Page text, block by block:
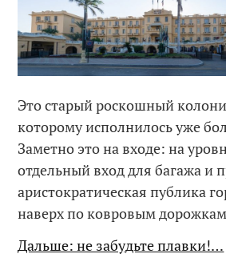
Это старый роскошный
которому исполнилось уже
Заметно это на входе: на
отдельный вход для багажа и
аристократическая публика
наверх по ковровым
Дальше: не забудьте плавки!…